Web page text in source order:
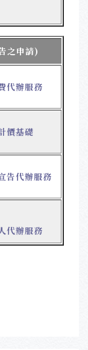
之申請)
代辦服務
價基礎
告代辦服務
代辦服務